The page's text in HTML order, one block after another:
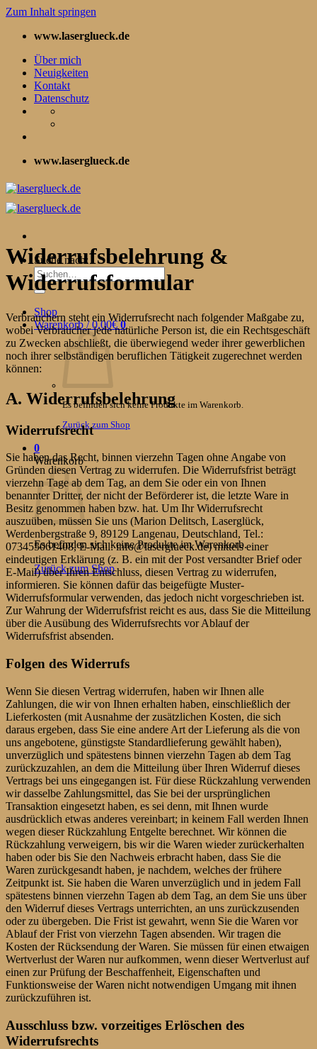
Zum Inhalt springen
www.laserglueck.de
Über mich
Neuigkeiten
Kontakt
Datenschutz
www.laserglueck.de
Suche nach:
Shop
Warenkorb /0,00€ 0
Es befinden sich keine Produkte im Warenkorb.
Zurück zum Shop
0
Warenkorb
Es befinden sich keine Produkte im Warenkorb.
Zurück zum Shop
Widerrufsbelehrung &
Widerrufsformular
Verbrauchern steht ein Widerrufsrecht nach folgender Maßgabe zu,
wobei Verbraucher jede natürliche Person ist, die ein Rechtsgeschäft
zu Zwecken abschließt, die überwiegend weder ihrer gewerblichen
noch ihrer selbständigen beruflichen Tätigkeit zugerechnet werden
können:
A. Widerrufsbelehrung
Widerrufsrecht
Sie haben das Recht, binnen vierzehn Tagen ohne Angabe von
Gründen diesen Vertrag zu widerrufen. Die Widerrufsfrist beträgt
vierzehn Tage ab dem Tag, an dem Sie oder ein von Ihnen
benannter Dritter, der nicht der Beförderer ist, die letzte Ware in
Besitz genommen haben bzw. hat. Um Ihr Widerrufsrecht
auszuüben, müssen Sie uns (Marion Delitsch, Laserglück,
Werdenbergstraße 9, 89129 Langenau, Deutschland, Tel.:
073455061408, E-Mail: info@laserglueck.de) mittels einer
eindeutigen Erklärung (z. B. ein mit der Post versandter Brief oder
E-Mail) über Ihren Entschluss, diesen Vertrag zu widerrufen,
informieren. Sie können dafür das beigefügte Muster-
Widerrufsformular verwenden, das jedoch nicht vorgeschrieben ist.
Zur Wahrung der Widerrufsfrist reicht es aus, dass Sie die Mitteilung
über die Ausübung des Widerrufsrechts vor Ablauf der
Widerrufsfrist absenden.
Folgen des Widerrufs
Wenn Sie diesen Vertrag widerrufen, haben wir Ihnen alle
Zahlungen, die wir von Ihnen erhalten haben, einschließlich der
Lieferkosten (mit Ausnahme der zusätzlichen Kosten, die sich
daraus ergeben, dass Sie eine andere Art der Lieferung als die von
uns angebotene, günstigste Standardlieferung gewählt haben),
unverzüglich und spätestens binnen vierzehn Tagen ab dem Tag
zurückzuzahlen, an dem die Mitteilung über Ihren Widerruf dieses
Vertrags bei uns eingegangen ist. Für diese Rückzahlung verwenden
wir dasselbe Zahlungsmittel, das Sie bei der ursprünglichen
Transaktion eingesetzt haben, es sei denn, mit Ihnen wurde
ausdrücklich etwas anderes vereinbart; in keinem Fall werden Ihnen
wegen dieser Rückzahlung Entgelte berechnet. Wir können die
Rückzahlung verweigern, bis wir die Waren wieder zurückerhalten
haben oder bis Sie den Nachweis erbracht haben, dass Sie die
Waren zurückgesandt haben, je nachdem, welches der frühere
Zeitpunkt ist. Sie haben die Waren unverzüglich und in jedem Fall
spätestens binnen vierzehn Tagen ab dem Tag, an dem Sie uns über
den Widerruf dieses Vertrags unterrichten, an uns zurückzusenden
oder zu übergeben. Die Frist ist gewahrt, wenn Sie die Waren vor
Ablauf der Frist von vierzehn Tagen absenden. Wir tragen die
Kosten der Rücksendung der Waren. Sie müssen für einen etwaigen
Wertverlust der Waren nur aufkommen, wenn dieser Wertverlust auf
einen zur Prüfung der Beschaffenheit, Eigenschaften und
Funktionsweise der Waren nicht notwendigen Umgang mit ihnen
zurückzuführen ist.
Ausschluss bzw. vorzeitiges Erlöschen des
Widerrufsrechts